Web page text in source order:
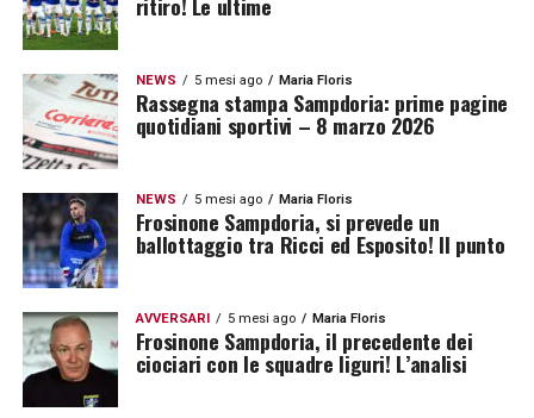
NEWS 5 mesi ago Maria Floris
Rassegna stampa Sampdoria: prime pagine
quotidiani sportivi – 8 marzo 2026
NEWS 5 mesi ago Maria Floris
Frosinone Sampdoria, si prevede un
ballottaggio tra Ricci ed Esposito! Il punto
AVVERSARI 5 mesi ago Maria Floris
Frosinone Sampdoria, il precedente dei
ciociari con le squadre liguri! L’analisi